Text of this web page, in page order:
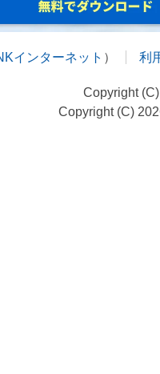
インターネット ） 利
Copyright
Copyright (C)